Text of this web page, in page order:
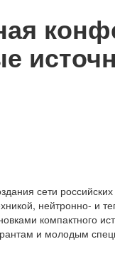
сети
нейтронно- и
компактного
и молодым